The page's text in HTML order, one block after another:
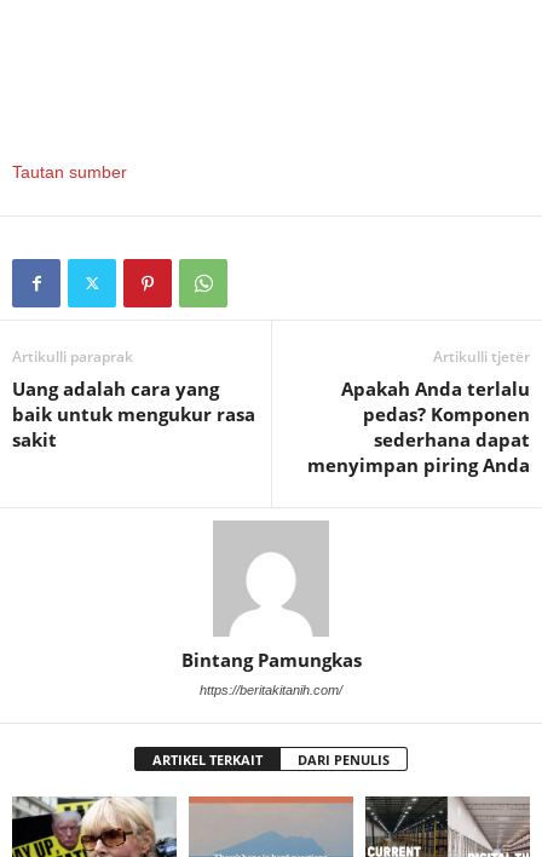
Tautan sumber
Artikulli paraprak
Uang adalah cara yang
baik untuk mengukur rasa
sakit
Artikulli tjetër
Apakah Anda terlalu
pedas? Komponen
sederhana dapat
menyimpan piring Anda
Bintang Pamungkas
https://beritakitanih.com/
ARTIKEL TERKAIT DARI PENULIS